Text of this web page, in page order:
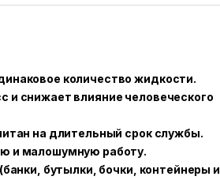
количество жидкости.
и снижает влияние человеческого
на длительный срок службы.
и малошумную работу.
бутылки, бочки, контейнеры и